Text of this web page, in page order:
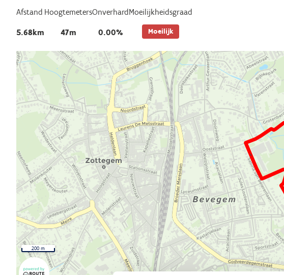
Afstand
5.68km
Hoogtemeters
47m
Onverhard
0.00%
Moeilijkheidsgraad
Moeilijk
200 m